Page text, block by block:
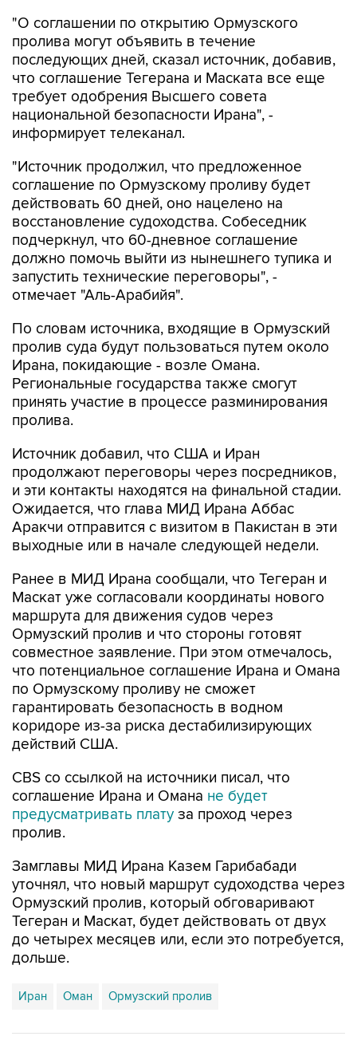
"О соглашении по открытию Ормузского
пролива могут объявить в течение
последующих дней, сказал источник, добавив,
что соглашение Тегерана и Маската все еще
требует одобрения Высшего совета
национальной безопасности Ирана", -
информирует телеканал.
"Источник продолжил, что предложенное
соглашение по Ормузскому проливу будет
действовать 60 дней, оно нацелено на
восстановление судоходства. Собеседник
подчеркнул, что 60-дневное соглашение
должно помочь выйти из нынешнего тупика и
запустить технические переговоры", -
отмечает "Аль-Арабийя".
По словам источника, входящие в Ормузский
пролив суда будут пользоваться путем около
Ирана, покидающие - возле Омана.
Региональные государства также смогут
принять участие в процессе разминирования
пролива.
Источник добавил, что США и Иран
продолжают переговоры через посредников,
и эти контакты находятся на финальной стадии.
Ожидается, что глава МИД Ирана Аббас
Аракчи отправится с визитом в Пакистан в эти
выходные или в начале следующей недели.
Ранее в МИД Ирана сообщали, что Тегеран и
Маскат уже согласовали координаты нового
маршрута для движения судов через
Ормузский пролив и что стороны готовят
совместное заявление. При этом отмечалось,
что потенциальное соглашение Ирана и Омана
по Ормузскому проливу не сможет
гарантировать безопасность в водном
коридоре из-за риска дестабилизирующих
действий США.
CBS со ссылкой на источники писал, что
соглашение Ирана и Омана не будет
предусматривать плату за проход через
пролив.
Замглавы МИД Ирана Казем Гарибабади
уточнял, что новый маршрут судоходства через
Ормузский пролив, который обговаривают
Тегеран и Маскат, будет действовать от двух
до четырех месяцев или, если это потребуется,
дольше.
Иран Оман Ормузский пролив